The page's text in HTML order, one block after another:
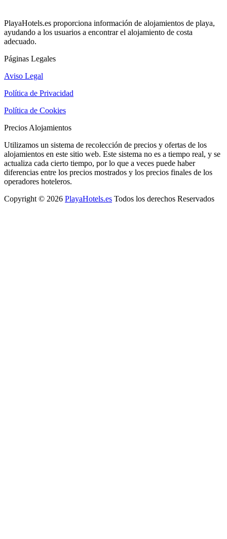
PlayaHotels.es proporciona información de alojamientos de playa,
ayudando a los usuarios a encontrar el alojamiento de costa
adecuado.
Páginas Legales
Aviso Legal
Política de Privacidad
Política de Cookies
Precios Alojamientos
Utilizamos un sistema de recolección de precios y ofertas de los
alojamientos en este sitio web. Este sistema no es a tiempo real, y se
actualiza cada cierto tiempo, por lo que a veces puede haber
diferencias entre los precios mostrados y los precios finales de los
operadores hoteleros.
Copyright © 2026 PlayaHotels.es Todos los derechos Reservados